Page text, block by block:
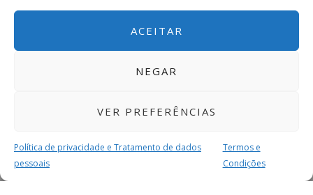
ACEITAR
NEGAR
VER PREFERÊNCIAS
Política de privacidade e Tratamento de dados
pessoais
Termos e
Condições